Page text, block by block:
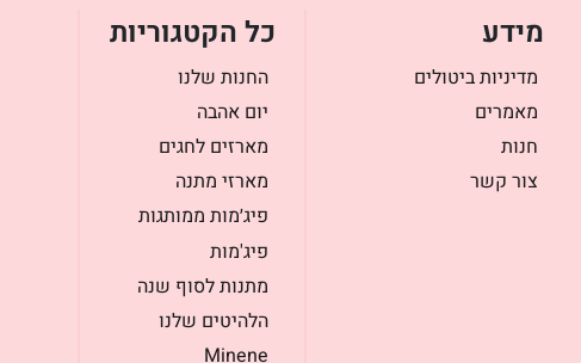
מידע
מדיניות ביטולים
מאמרים
חנות
צור קשר
כל הקטגוריות
החנות שלנו
יום אהבה
מארזים לחגים
מארזי מתנה
פיג׳מות ממותגות
פיג'מות
מתנות לסוף שנה
הלהיטים שלנו
Minene